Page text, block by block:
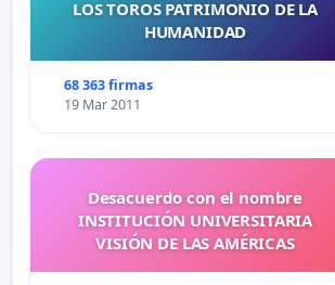
LOS TOROS PATRIMONIO DE LA
HUMANIDAD
68 363 firmas
19 Mar 2011
Desacuerdo con el nombre
INSTITUCIÓN UNIVERSITARIA
VISIÓN DE LAS AMÉRICAS